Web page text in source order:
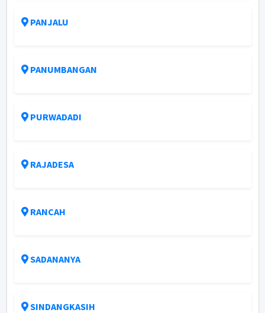
PANJALU
PANUMBANGAN
PURWADADI
RAJADESA
RANCAH
SADANANYA
SINDANGKASIH